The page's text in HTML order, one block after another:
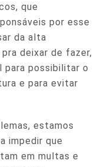
que
por esse
da alta
deixar de fazer,
para possibilitar o
e para evitar
estamos
impedir que
em multas e